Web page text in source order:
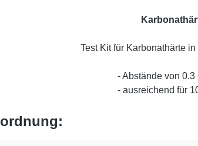
Test Kit für Karbonathärte
- Abstände von 0.3
- ausreichend für